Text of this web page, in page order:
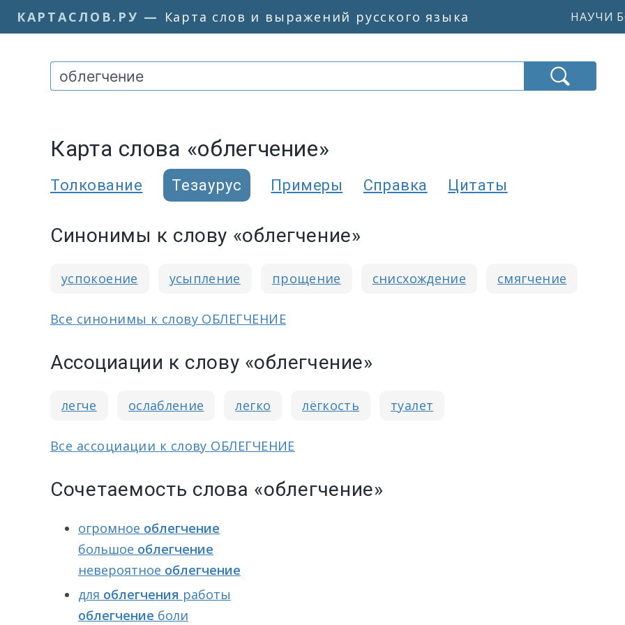
КАРТАСЛОВ.РУ — Карта слов и выражений русского языка НАУЧИ
Карта слова «облегчение»
Толкование Тезаурус Примеры Справка Цитаты
Синонимы к слову «облегчение»
успокоение усыпление прощение снисхождение смягчение
Все синонимы к слову ОБЛЕГЧЕНИЕ
Ассоциации к слову «облегчение»
легче ослабление легко лёгкость туалет
Все ассоциации к слову ОБЛЕГЧЕНИЕ
Сочетаемость слова «облегчение»
огромное облегчение
большое облегчение
невероятное облегчение
для облегчения работы
облегчение боли